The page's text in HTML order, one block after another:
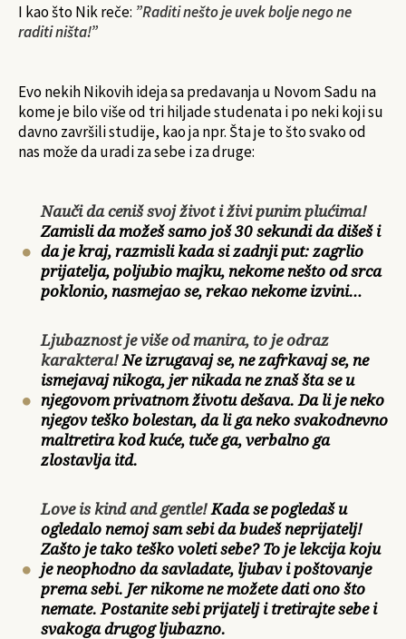
I kao što Nik reče: ”Raditi nešto je uvek bolje nego ne
raditi ništa!”
Evo nekih Nikovih ideja sa predavanja u Novom Sadu na
kome je bilo više od tri hiljade studenata i po neki koji su
davno završili studije, kao ja npr. Šta je to što svako od
nas može da uradi za sebe i za druge:
Nauči da ceniš svoj život i živi punim plućima!
Zamisli da možeš samo još 30 sekundi da dišeš i
da je kraj, razmisli kada si zadnji put: zagrlio
prijatelja, poljubio majku, nekome nešto od srca
poklonio, nasmejao se, rekao nekome izvini…
Ljubaznost je više od manira, to je odraz
karaktera! Ne izrugavaj se, ne zafrkavaj se, ne
ismejavaj nikoga, jer nikada ne znaš šta se u
njegovom privatnom životu dešava. Da li je neko
njegov teško bolestan, da li ga neko svakodnevno
maltretira kod kuće, tuče ga, verbalno ga
zlostavlja itd.
Love is kind and gentle! Kada se pogledaš u
ogledalo nemoj sam sebi da budeš neprijatelj!
Zašto je tako teško voleti sebe? To je lekcija koju
je neophodno da savladate, ljubav i poštovanje
prema sebi. Jer nikome ne možete dati ono što
nemate. Postanite sebi prijatelj i tretirajte sebe i
svakoga drugog ljubazno.